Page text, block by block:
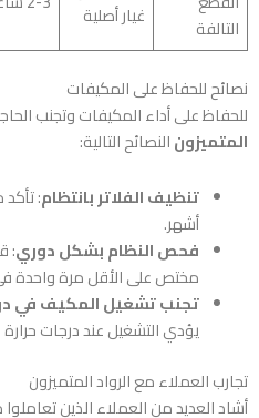
التالفة
غيار أصلية
نصائح للحفاظ على المكيفات
للحفاظ على أداء المكيفات وتجنب
المتميزونالنصائح التالية:
تنظيف الفلاتر بانتظام
أشهر.
فحص النظام بشكل دوري:
مختص على الأقل مرة واحدة
تجنب تشغيل المكيف في
يؤدي التشغيل عند درجات
تجارب العملاء مع الرواد المتميزون
أشاد العديد من العملاء الذين